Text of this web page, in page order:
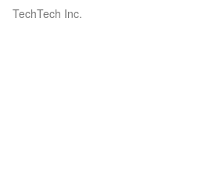
TechTech Inc.